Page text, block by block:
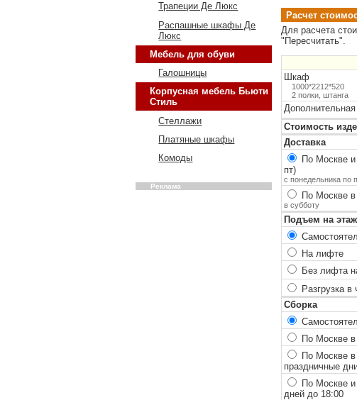
Расчет
Для расчета
"Пересчитать".
Шкаф
1000*2212*520
2 полки, штанга
Стоимость
Доставка
По Москве
пт)
с понедельника по
По Москве
в субботу
Подъем на этаж
На лифте
Без лифта
Разгрузка
Сборка
По Москве
По Москве
праздничные
По Москве
дней до 18:00
Трапеции Де Люкс
Распашные шкафы Де
Люкс
Мебель для обуви
Галошницы
Корпусная мебель Бьюти
Стиль
Стеллажи
Платяные шкафы
Комоды
Реклама